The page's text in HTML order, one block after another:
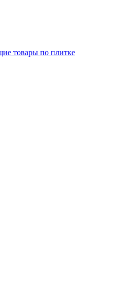
товары по плитке